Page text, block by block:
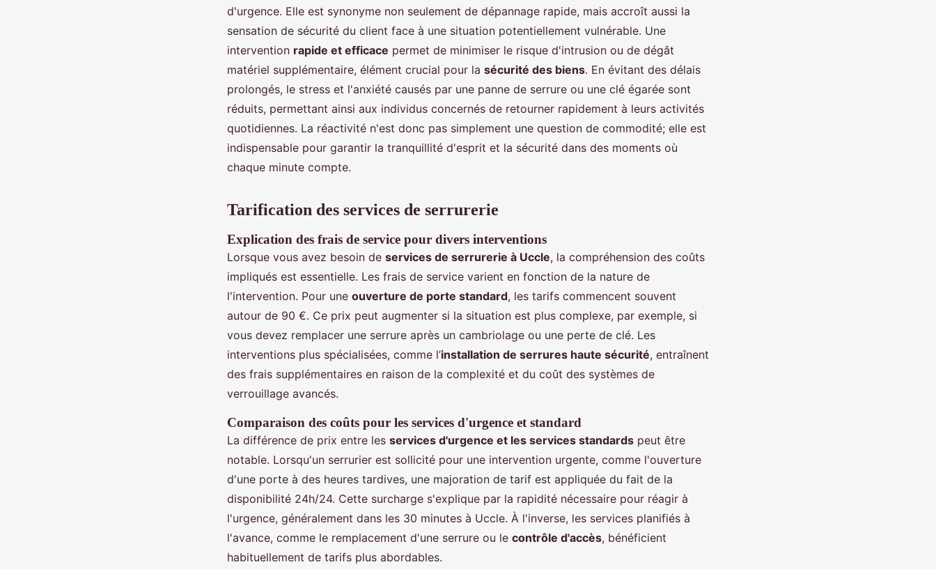
d'urgence. Elle est synonyme non seulement de dépannage rapide, mais accroît aussi la
sensation de sécurité du client face à une situation potentiellement vulnérable. Une
intervention rapide et efficace permet de minimiser le risque d'intrusion ou de dégât
matériel supplémentaire, élément crucial pour la sécurité des biens. En évitant des délais
prolongés, le stress et l'anxiété causés par une panne de serrure ou une clé égarée sont
réduits, permettant ainsi aux individus concernés de retourner rapidement à leurs activités
quotidiennes. La réactivité n'est donc pas simplement une question de commodité; elle est
indispensable pour garantir la tranquillité d'esprit et la sécurité dans des moments où
chaque minute compte.
Tarification des services de serrurerie
Explication des frais de service pour divers interventions
Lorsque vous avez besoin de services de serrurerie à Uccle, la compréhension des coûts
impliqués est essentielle. Les frais de service varient en fonction de la nature de
l'intervention. Pour une ouverture de porte standard, les tarifs commencent souvent
autour de 90 €. Ce prix peut augmenter si la situation est plus complexe, par exemple, si
vous devez remplacer une serrure après un cambriolage ou une perte de clé. Les
interventions plus spécialisées, comme l’installation de serrures haute sécurité, entraînent
des frais supplémentaires en raison de la complexité et du coût des systèmes de
verrouillage avancés.
Comparaison des coûts pour les services d'urgence et standard
La différence de prix entre les services d'urgence et les services standards peut être
notable. Lorsqu'un serrurier est sollicité pour une intervention urgente, comme l'ouverture
d'une porte à des heures tardives, une majoration de tarif est appliquée du fait de la
disponibilité 24h/24. Cette surcharge s'explique par la rapidité nécessaire pour réagir à
l'urgence, généralement dans les 30 minutes à Uccle. À l'inverse, les services planifiés à
l'avance, comme le remplacement d'une serrure ou le contrôle d'accès, bénéficient
habituellement de tarifs plus abordables.